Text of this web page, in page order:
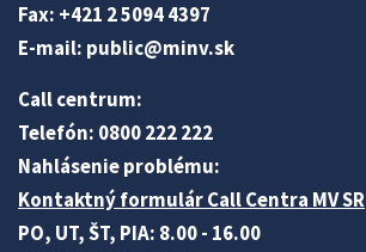
Fax: +421 2 5094 4397
E-mail: public@minv.sk
Call centrum:
Telefón: 0800 222 222
Nahlásenie problému:
Kontaktný formulár Call Centra MV SR
PO, UT, ŠT, PIA: 8.00 - 16.00